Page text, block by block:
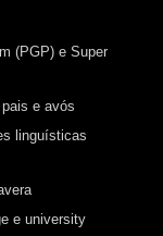
(PGP) e Super
e avós
linguísticas
e university